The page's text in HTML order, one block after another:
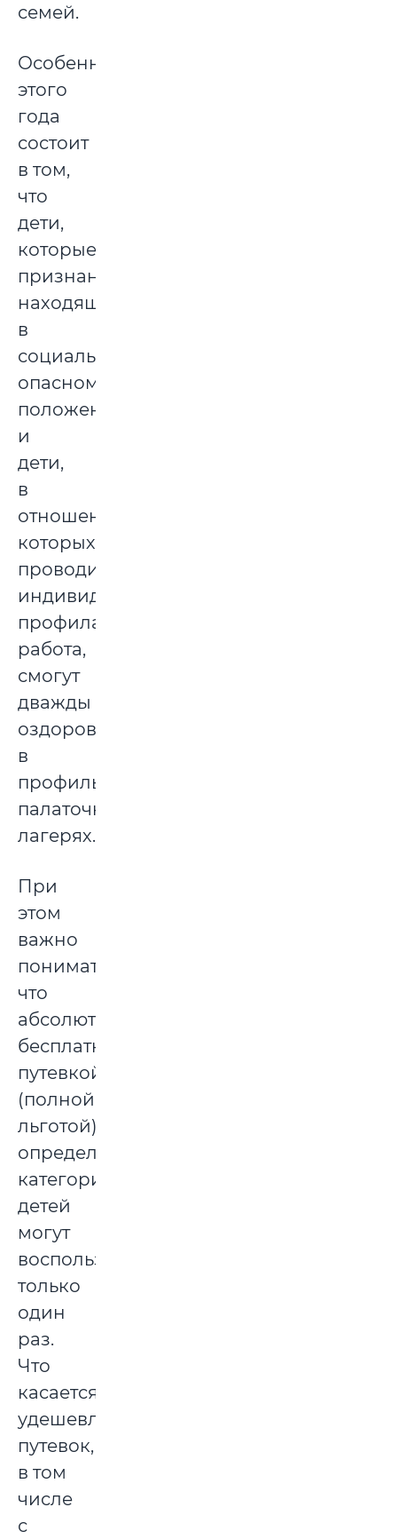
семей.
Особенность
этого
года
состоит
в том,
что
дети,
которые
признаны
находящимися
в
социально
опасном
положении,
и
дети,
в
отношении
которых
проводится
индивидуальная
профилактическая
работа,
смогут
дважды
оздоровиться
в
профильных
палаточных
лагерях.
При
этом
важно
понимать,
что
абсолютно
бесплатной
путевкой
(полной
льготой)
определенные
категории
детей
могут
воспользоваться
только
один
раз.
Что
касается
удешевленных
путевок,
в том
числе
с